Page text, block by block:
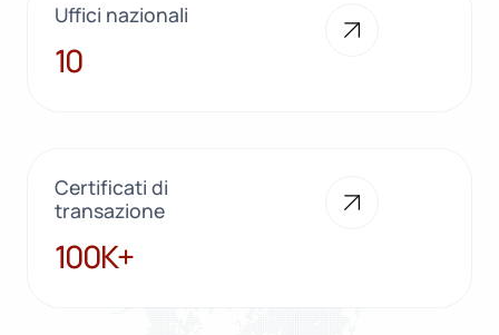
Uffici nazionali
10
10
Certificati di
transazione
100K+
100K+